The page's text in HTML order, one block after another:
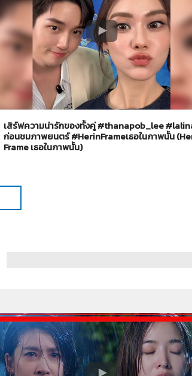
04-08-2569
Her in Frame เธอในภาพนั้น
เสิร์ฟความน่ารักของทั้งคู่ #thanapob_lee
ก่อนชมภาพยนตร์ #HerinFrameเธอในภาพนั้น
Frame เธอในภาพนั้น)